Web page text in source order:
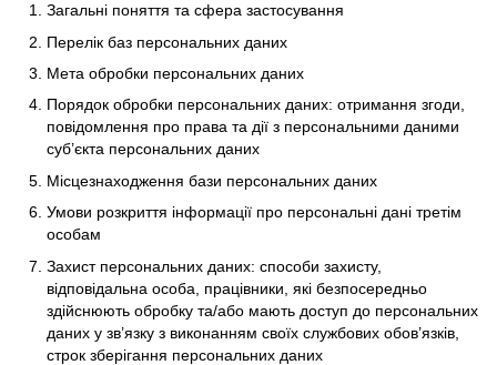
Загальні поняття та сфера застосування
Перелік баз персональних даних
Мета обробки персональних даних
Порядок обробки персональних даних: отримання згоди,
повідомлення про права та дії з персональними даними
суб’єкта персональних даних
Місцезнаходження бази персональних даних
Умови розкриття інформації про персональні дані третім
особам
Захист персональних даних: способи захисту,
відповідальна особа, працівники, які безпосередньо
здійснюють обробку та/або мають доступ до персональних
даних у зв’язку з виконанням своїх службових обов’язків,
строк зберігання персональних даних